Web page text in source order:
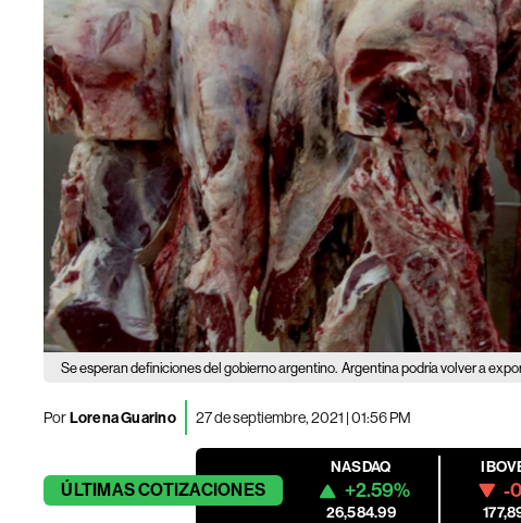
Se esperan definiciones del gobierno argentino. Argentina podría volver a
PorLorena Guarino 27 de septiembre, 2021 | 01:56 PM
ÚLTIMASCOTIZACIONES
NASDAQ
+2.59%
26,584.99
-